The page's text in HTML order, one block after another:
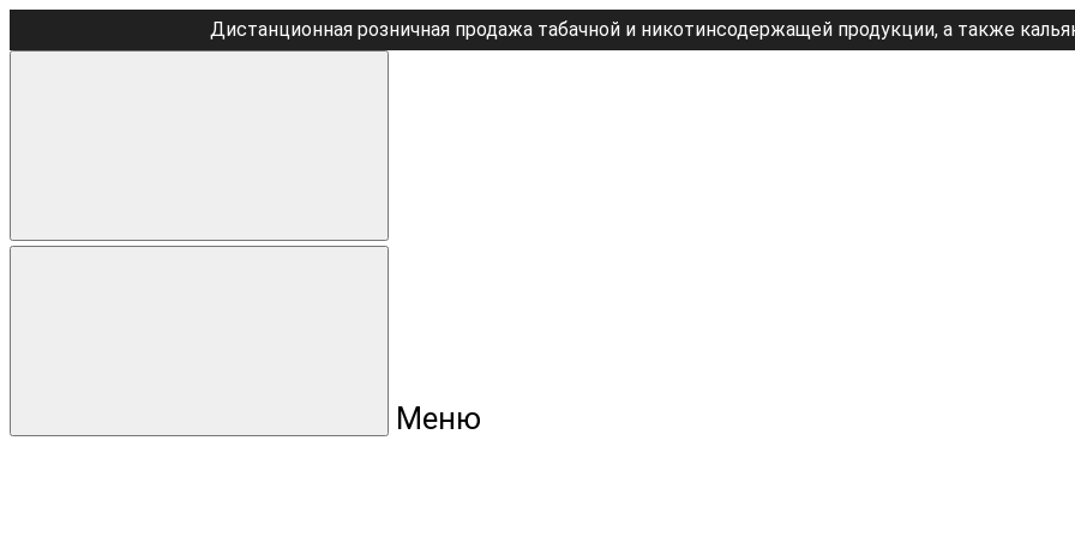
Дистанционная розничная продажа табачной и никотинсодержащей продукции, а также
Меню